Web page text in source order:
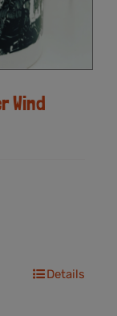
Wind
Details